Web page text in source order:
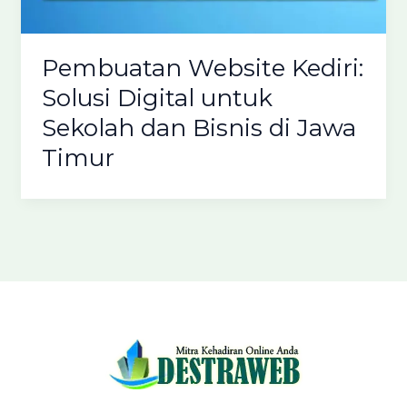
Pembuatan Website Kediri:
Solusi Digital untuk
Sekolah dan Bisnis di Jawa
Timur